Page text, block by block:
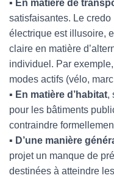
▪ En matière de
satisfaisantes. Le
électrique est illusoire,
claire en matière
individuel. Par
modes actifs (vélo,
▪ En matière d’habitat,
pour les bâtiments
contraindre
▪ D’une manière
projet un manque de
destinées à atteindre